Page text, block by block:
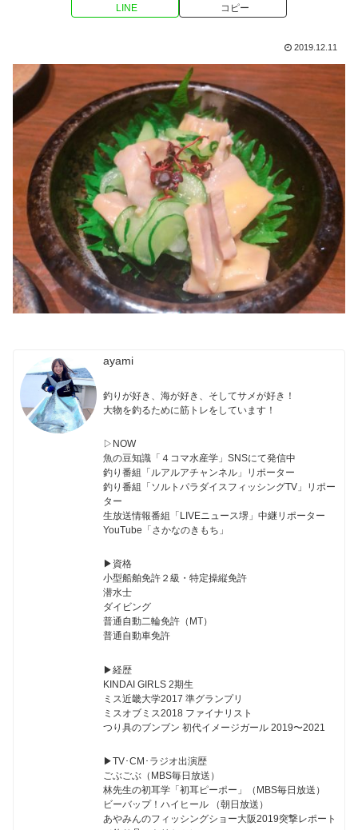
LINE コピー
2019.12.11
ayami
釣りが好き、海が好き、そしてサメが好き！
大物を釣るために筋トレをしています！
▷NOW
魚の豆知識「４コマ水産学」SNSにて発信中
釣り番組「ルアルアチャンネル」リポーター
釣り番組「ソルトパラダイスフィッシングTV」リポー
ター
生放送情報番組「LIVEニュース堺」中継リポーター
YouTube「さかなのきもち」
▶︎資格
小型船舶免許２級・特定操縦免許
潜水士
ダイビング
普通自動二輪免許（MT）
普通自動車免許
▶︎経歴
KINDAI GIRLS 2期生
ミス近畿大学2017 準グランプリ
ミスオブミス2018 ファイナリスト
つり具のブンブン 初代イメージガール 2019〜2021
▶︎TV･CM･ラジオ出演歴
ごぶごぶ（MBS毎日放送）
林先生の初耳学「初耳ピーポー」（MBS毎日放送）
ビーバップ！ハイヒール （朝日放送）
あやみんのフィッシングショー大阪2019突撃レポート